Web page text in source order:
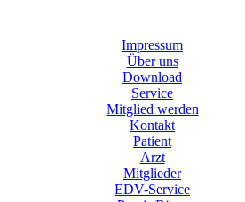
Impressum
Über uns
Download
Service
Mitglied werden
Kontakt
Patient
Arzt
Mitglieder
EDV-Service